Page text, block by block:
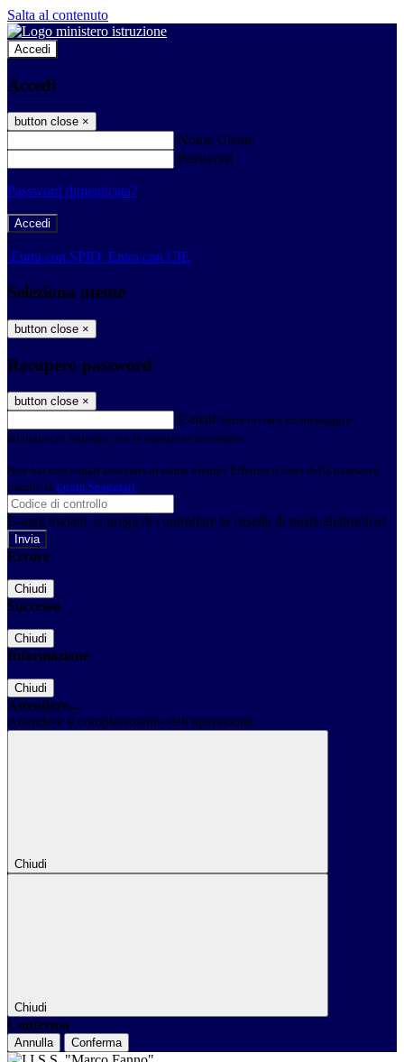
Salta al contenuto
Accedi
Accedi
button close ×
Nome Utente
Password
Password dimenticata?
-
Entra con SPID Entra con CIE
Seleziona utente
button close ×
Recupero password
button close ×
E-mail Verrà inviato un messaggio
all'indirizzo indicato con le istruzioni necessarie.
Non hai una e-mail associata al nome utente? Effettua il reset della password
tramite la Login Spaggiari
E-mail inviata, si prega di controllare la casella di posta elettronica!
Errore
Chiudi
Successo
Chiudi
Informazione
Chiudi
Attendere...
Attendere il completamento dell'operazione...
Chiudi
Chiudi
Conferma
Annulla Conferma